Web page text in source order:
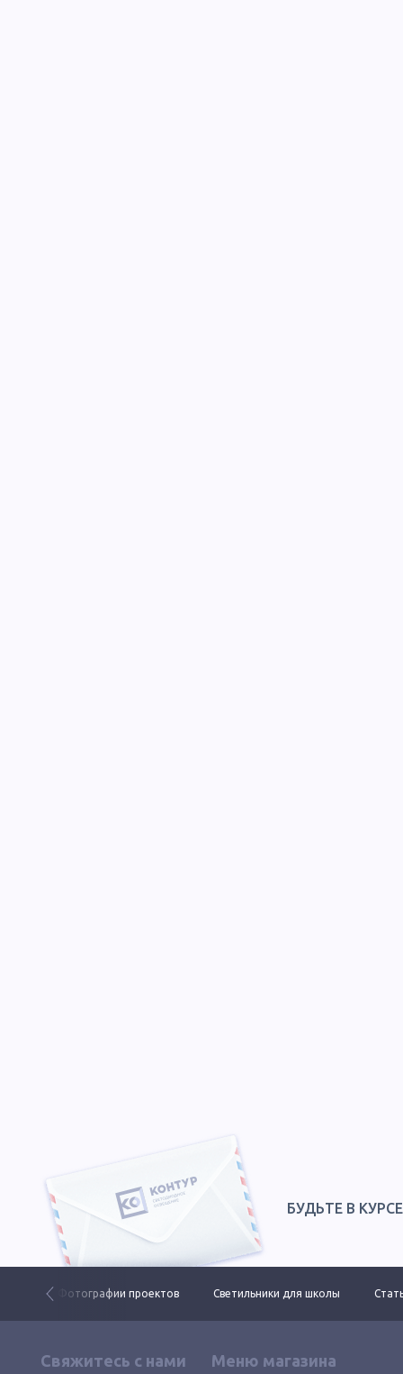
БУДЬТЕ В
Фотографии проектов Светильники для школы
Свяжитесь с нами Меню магазина